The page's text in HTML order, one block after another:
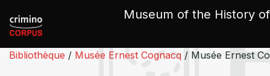
Museum of the History
Bibliothèque / Musée Ernest Cognacq / Musée Ernest
Cookies management panel